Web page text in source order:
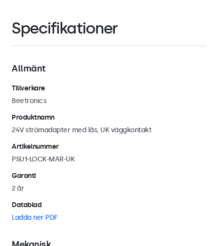
Specifikationer
Allmänt
Tillverkare
Beetronics
Produktnamn
24V strömadapter med lås, UK väggkontakt
Artikelnummer
PSU1-LOCK-MAR-UK
Garanti
2 år
Datablad
Ladda ner PDF